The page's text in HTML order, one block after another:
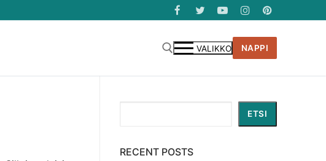
VALIKKO NAPPI
ETSI
RECENT POSTS